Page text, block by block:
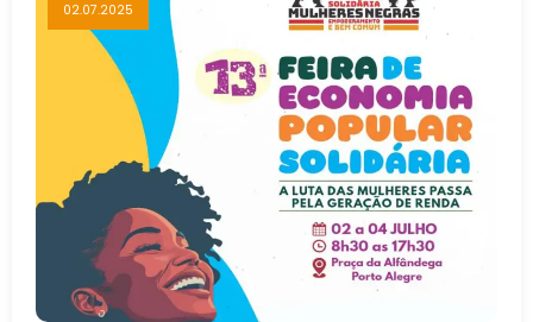
02.07.2025